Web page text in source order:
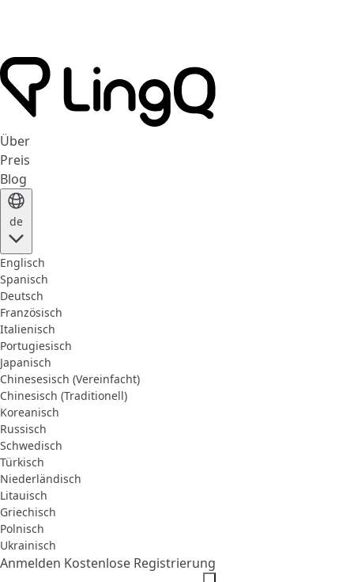
Über
Preis
Blog
de
Englisch
Spanisch
Deutsch
Französisch
Italienisch
Portugiesisch
Japanisch
Chinesesisch (Vereinfacht)
Chinesisch (Traditionell)
Koreanisch
Russisch
Schwedisch
Türkisch
Niederländisch
Litauisch
Griechisch
Polnisch
Ukrainisch
Anmelden Kostenlose Registrierung